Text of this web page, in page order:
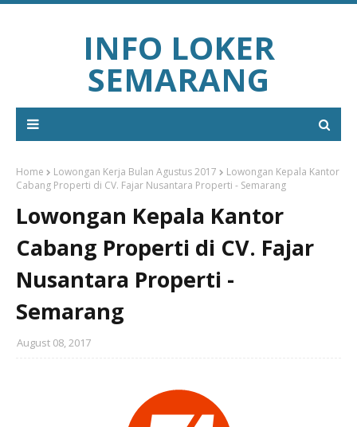
INFO LOKER
SEMARANG
Home Lowongan Kerja Bulan Agustus 2017
Lowongan Kepala Kantor
Cabang Properti di CV. Fajar Nusantara Properti - Semarang
Lowongan Kepala Kantor
Cabang Properti di CV. Fajar
Nusantara Properti -
Semarang
August 08, 2017